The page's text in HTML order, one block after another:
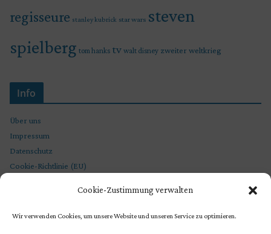
Cookie-Zustimmung verwalten
Wir verwenden Cookies, um unsere Website und unseren Service zu optimieren.
regisseure stanley kubrick star wars steven
spielberg tom hanks tv walt disney zweiter weltkrieg
Info
Über uns
Impressum
Datenschutz
Cookie-Richtlinie (EU)